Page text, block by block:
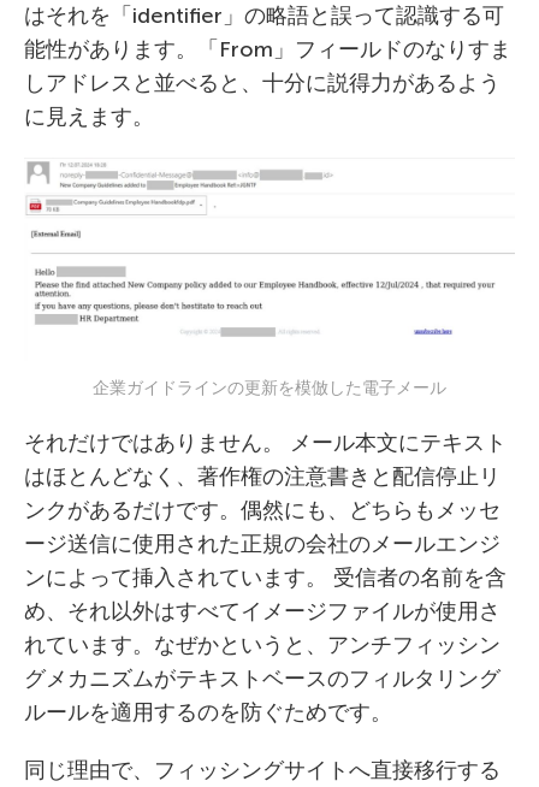
はそれを「identifier」の略語と誤って認識する可
能性があります。「From」フィールドのなりすま
しアドレスと並べると、十分に説得力があるよう
に見えます。
企業ガイドラインの更新を模倣した電子メール
それだけではありません。 メール本文にテキスト
はほとんどなく、著作権の注意書きと配信停止リ
ンクがあるだけです。偶然にも、どちらもメッセ
ージ送信に使用された正規の会社のメールエンジ
ンによって挿入されています。 受信者の名前を含
め、それ以外はすべてイメージファイルが使用さ
れています。なぜかというと、アンチフィッシン
グメカニズムがテキストベースのフィルタリング
ルールを適用するのを防ぐためです。
同じ理由で、フィッシングサイトへ直接移行する